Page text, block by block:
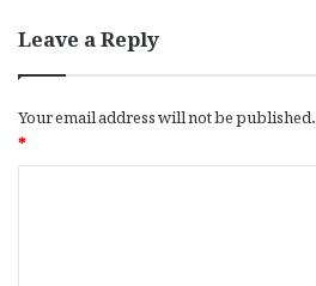
Leave a Reply
Your email address will not be published.
*